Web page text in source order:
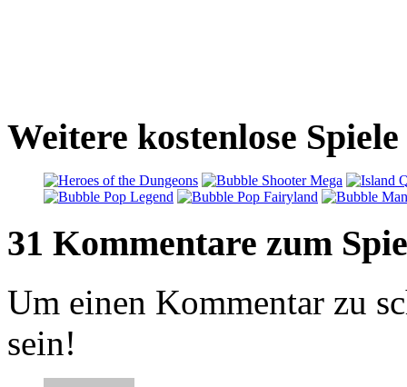
Weitere kostenlose
31 Kommentare zum
Um einen Kommentar zu
sein!